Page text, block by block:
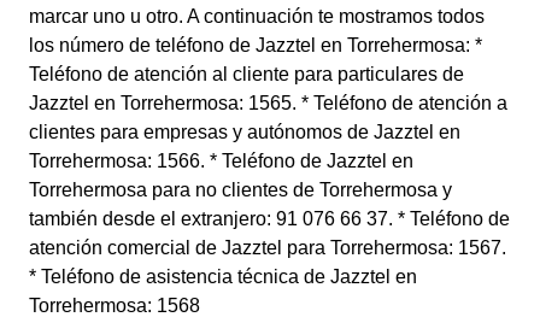
marcar uno u otro. A continuación te mostramos todos
los número de teléfono de Jazztel en Torrehermosa: *
Teléfono de atención al cliente para particulares de
Jazztel en Torrehermosa: 1565. * Teléfono de atención a
clientes para empresas y autónomos de Jazztel en
Torrehermosa: 1566. * Teléfono de Jazztel en
Torrehermosa para no clientes de Torrehermosa y
también desde el extranjero: 91 076 66 37. * Teléfono de
atención comercial de Jazztel para Torrehermosa: 1567.
* Teléfono de asistencia técnica de Jazztel en
Torrehermosa: 1568